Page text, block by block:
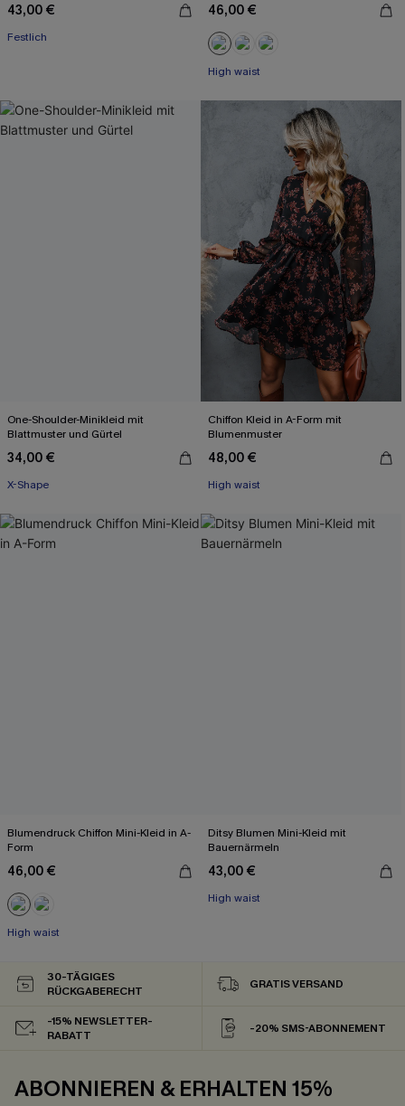
43,00 €
Festlich
46,00 €
High waist
One-Shoulder-Minikleid mit
Blattmuster und Gürtel
34,00 €
X-Shape
Chiffon Kleid in A-Form mit
Blumenmuster
48,00 €
High waist
Blumendruck Chiffon Mini-Kleid in A-
Form
46,00 €
High waist
Ditsy Blumen Mini-Kleid mit
Bauernärmeln
43,00 €
High waist
30-TÄGIGES
RÜCKGABERECHT
GRATIS VERSAND
-15% NEWSLETTER-
RABATT
-20% SMS-ABONNEMENT
ABONNIEREN & ERHALTEN 15%